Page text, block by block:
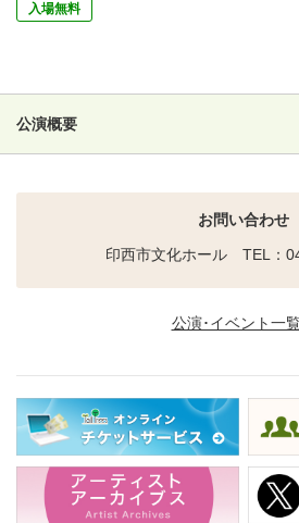
入場無料
公演概要
お問い合わせ
印西市文化ホール TEL：
公演･イベント一